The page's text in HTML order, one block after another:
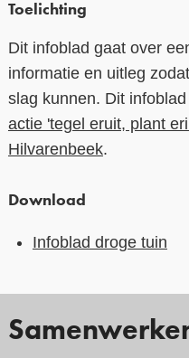
Toelichting
Dit infoblad gaat over
informatie en uitleg
slag kunnen. Dit
actie 'tegel eruit, plant
Hilvarenbeek.
Download
Infoblad droge tuin